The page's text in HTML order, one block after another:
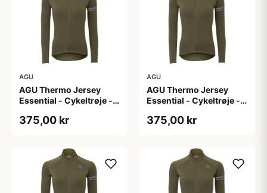
AGU
AGU Thermo Jersey
Essential - Cykeltrøje -
L
375,00 kr
AGU
AGU Thermo Jersey
Essential - Cykeltrøje -
M
375,00 kr